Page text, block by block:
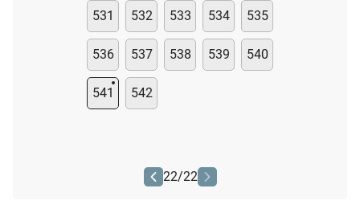
531 532 533 534 535
536 537 538 539 540
541 542
22/22